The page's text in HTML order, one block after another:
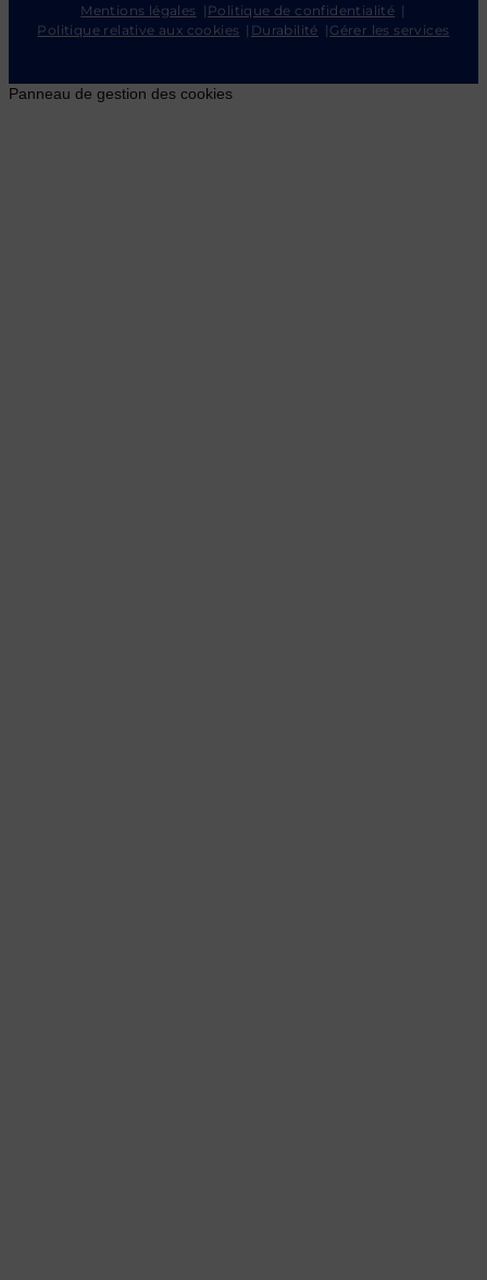
Mentions légales
Politique de confidentialité
Politique relative aux cookies
Durabilité Gérer les services
Panneau de gestion des cookies